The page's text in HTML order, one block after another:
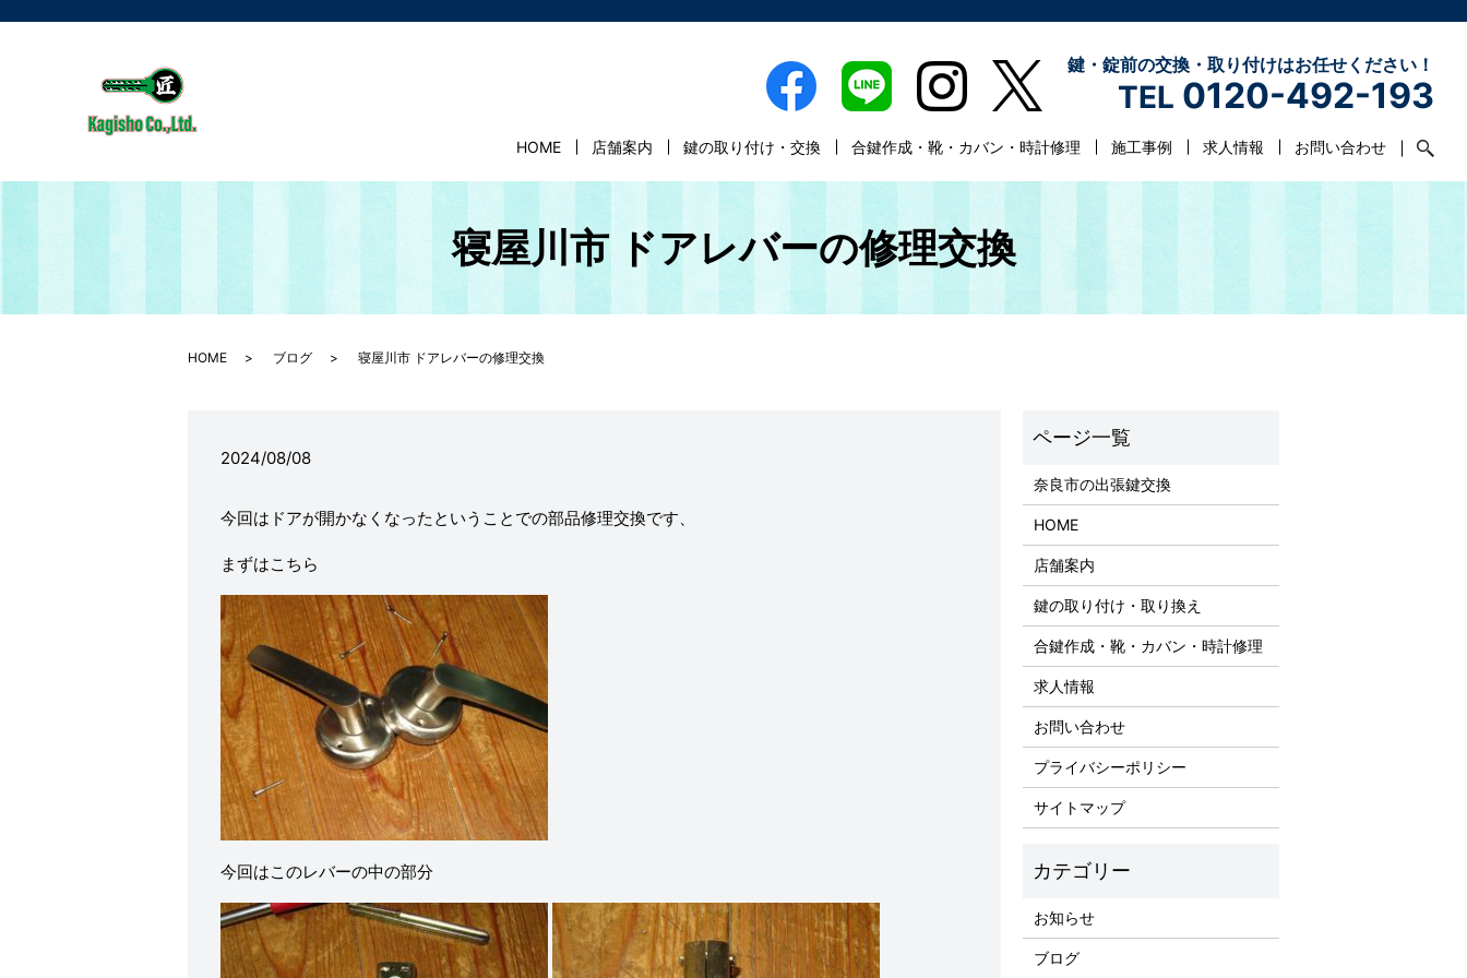
鍵・錠前の交換・取り付けはお任せください！
TEL 0120-492-193
HOME 店舗案内 鍵の取り付け・交換 合鍵作成・靴・カバン・時計修理 施工事例 求人情報 お問い合わせ
寝屋川市 ドアレバーの修理交換
HOME ブログ 寝屋川市 ドアレバーの修理交換
2024/08/08
今回はドアが開かなくなったということでの部品修理交換です、
まずはこちら
今回はこのレバーの中の部分
奈良市の出張鍵交換
HOME
店舗案内
鍵の取り付け・取り換え
合鍵作成・靴・カバン・時計修理
求人情報
お問い合わせ
プライバシーポリシー
サイトマップ
お知らせ
ブログ